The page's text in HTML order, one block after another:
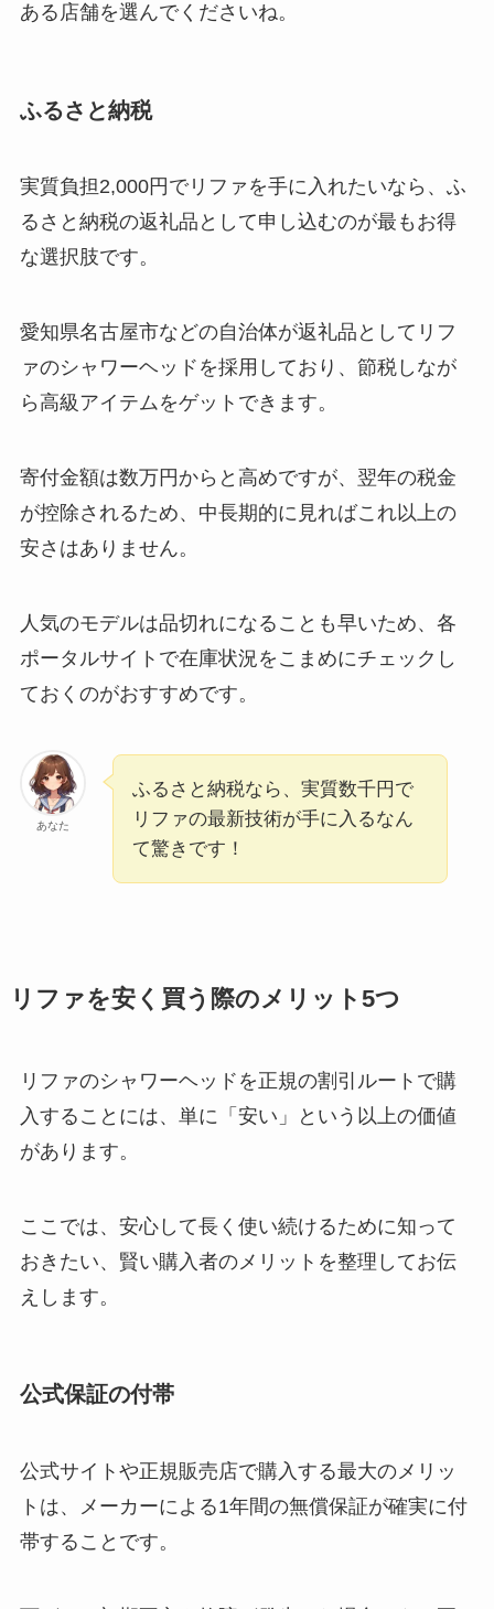
ある店舗を選んでくださいね。
ふるさと納税
実質負担2,000円でリファを手に入れたいなら、ふ
るさと納税の返礼品として申し込むのが最もお得
な選択肢です。
愛知県名古屋市などの自治体が返礼品としてリフ
ァのシャワーヘッドを採用しており、節税しなが
ら高級アイテムをゲットできます。
寄付金額は数万円からと高めですが、翌年の税金
が控除されるため、中長期的に見ればこれ以上の
安さはありません。
人気のモデルは品切れになることも早いため、各
ポータルサイトで在庫状況をこまめにチェックし
ておくのがおすすめです。
あなた
ふるさと納税なら、実質数千円で
リファの最新技術が手に入るなん
て驚きです！
リファを安く買う際のメリット5つ
リファのシャワーヘッドを正規の割引ルートで購
入することには、単に「安い」という以上の価値
があります。
ここでは、安心して長く使い続けるために知って
おきたい、賢い購入者のメリットを整理してお伝
えします。
公式保証の付帯
公式サイトや正規販売店で購入する最大のメリッ
トは、メーカーによる1年間の無償保証が確実に付
帯することです。